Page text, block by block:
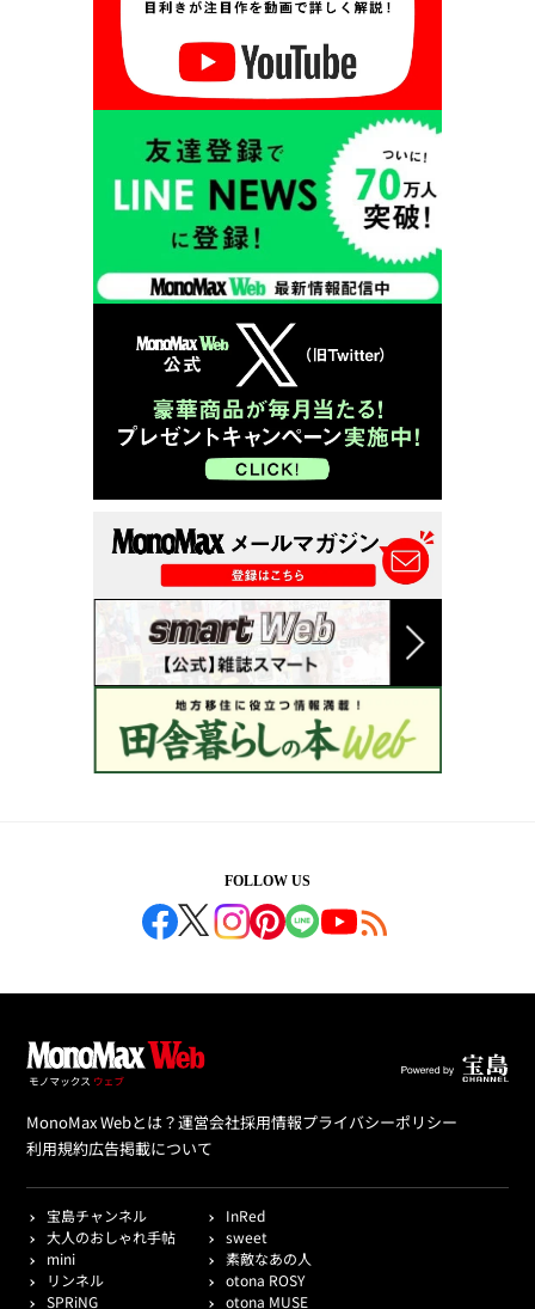
FOLLOW US
MonoMax Webとは？運営会社採用情報プライバシーポリシー
利用規約広告掲載について
宝島チャンネル
InRed
大人のおしゃれ手帖
sweet
mini
素敵なあの人
リンネル
otona ROSY
SPRiNG
otona MUSE